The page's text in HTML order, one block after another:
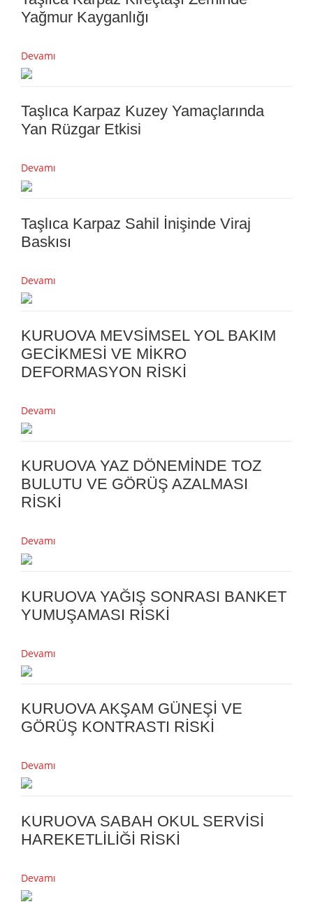
Yağmur Kayganlığı
Devamı
Taşlıca Karpaz Kuzey Yamaçlarında
Yan Rüzgar Etkisi
Devamı
Taşlıca Karpaz Sahil İnişinde Viraj
Baskısı
Devamı
KURUOVA MEVSİMSEL YOL BAKIM
GECİKMESİ VE MİKRO
DEFORMASYON RİSKİ
Devamı
KURUOVA YAZ DÖNEMİNDE TOZ
BULUTU VE GÖRÜŞ AZALMASI
RİSKİ
Devamı
KURUOVA YAĞIŞ SONRASI BANKET
YUMUŞAMASI RİSKİ
Devamı
KURUOVA AKŞAM GÜNEŞİ VE
GÖRÜŞ KONTRASTI RİSKİ
Devamı
KURUOVA SABAH OKUL SERVİSİ
HAREKETLİLİĞİ RİSKİ
Devamı